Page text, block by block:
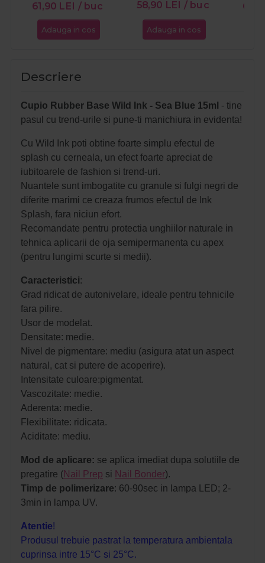
61,90 LEI / buc
Adauga in cos
58,90 LEI / buc
Adauga in cos
Descriere
Cupio Rubber Base Wild Ink - Sea Blue 15ml - tine
pasul cu trend-urile si pune-ti manichiura in evidenta!
Cu Wild Ink poti obtine foarte simplu efectul de
splash cu cerneala, un efect foarte apreciat de
iubitoarele de fashion si trend-uri.
Nuantele sunt imbogatite cu granule si fulgi negri de
diferite marimi ce creaza frumos efectul de Ink
Splash, fara niciun efort.
Recomandate pentru protectia unghiilor naturale in
tehnica aplicarii de oja semipermanenta cu apex
(pentru lungimi scurte si medii).
Caracteristici:
Grad ridicat de autonivelare, ideale pentru tehnicile
fara pilire.
Usor de modelat.
Densitate: medie.
Nivel de pigmentare: mediu (asigura atat un aspect
natural, cat si putere de acoperire).
Intensitate culoare:pigmentat.
Vascozitate: medie.
Aderenta: medie.
Flexibilitate: ridicata.
Aciditate: mediu.
Mod de aplicare: se aplica imediat dupa solutiile de
pregatire (Nail Prep si Nail Bonder).
Timp de polimerizare: 60-90sec in lampa LED; 2-
3min in lampa UV.
Atentie!
Produsul trebuie pastrat la temperatura ambientala
cuprinsa intre 15°C si 25°C.